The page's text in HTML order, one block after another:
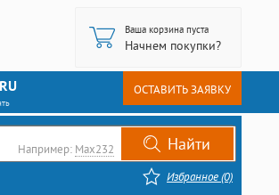
Ваша корзина пуста
Начнем покупки?
ОСТАВИТЬ ЗАЯВКУ
Например: Max232
Избранное (0)